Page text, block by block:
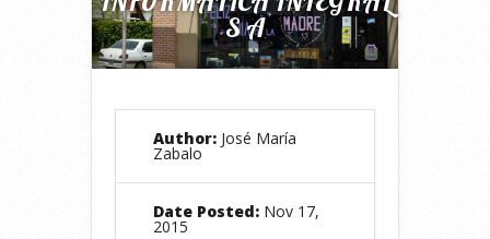
S A
Author: José María
Zabalo
Date Posted: Nov 17,
2015